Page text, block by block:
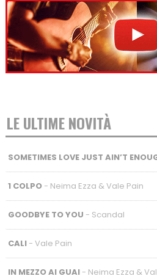
LE ULTIME NOVITÀ
SOMETIMES LOVE JUST AIN’T
1 COLPO- Neima Ezza & Vale Pain
GOODBYE TO YOU - Scandal
CALI- Vale Pain
IN MEZZO AI GUAI- Neima Ezza &